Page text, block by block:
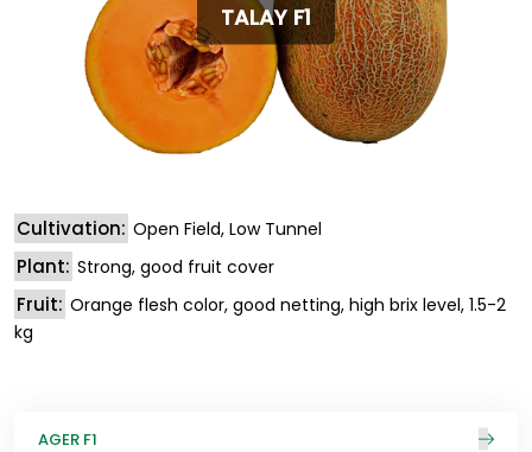
TALAY F1
Cultivation: Open Field, Low Tunnel
Plant: Strong, good fruit cover
Fruit: Orange flesh color, good netting, high brix level, 1.5-2
kg
AGER F1